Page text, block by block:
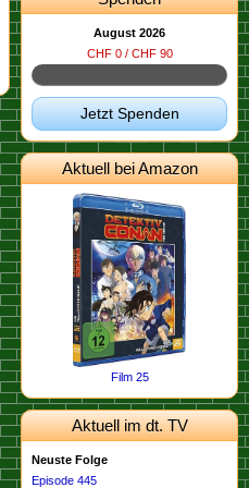
August 2026
CHF 0 / CHF 90
Jetzt Spenden
Aktuell bei Amazon
Film 25
Aktuell im dt. TV
Neuste Folge
Episode 445